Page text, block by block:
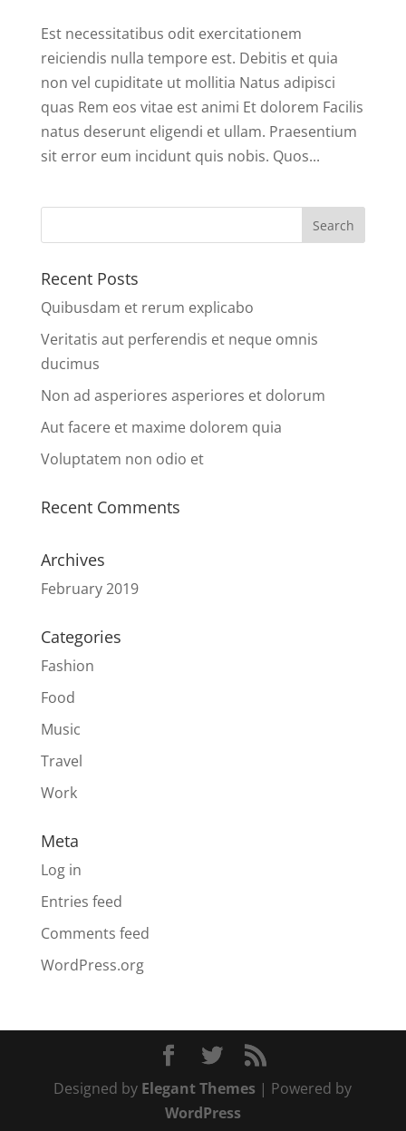
Est necessitatibus odit exercitationem
reiciendis nulla tempore est. Debitis et quia
non vel cupiditate ut mollitia Natus adipisci
quas Rem eos vitae est animi Et dolorem Facilis
natus deserunt eligendi et ullam. Praesentium
sit error eum incidunt quis nobis. Quos...
Recent Posts
Quibusdam et rerum explicabo
Veritatis aut perferendis et neque omnis
ducimus
Non ad asperiores asperiores et dolorum
Aut facere et maxime dolorem quia
Voluptatem non odio et
Recent Comments
Archives
February 2019
Categories
Fashion
Food
Music
Travel
Work
Meta
Log in
Entries feed
Comments feed
WordPress.org
Designed by Elegant Themes | Powered by
WordPress